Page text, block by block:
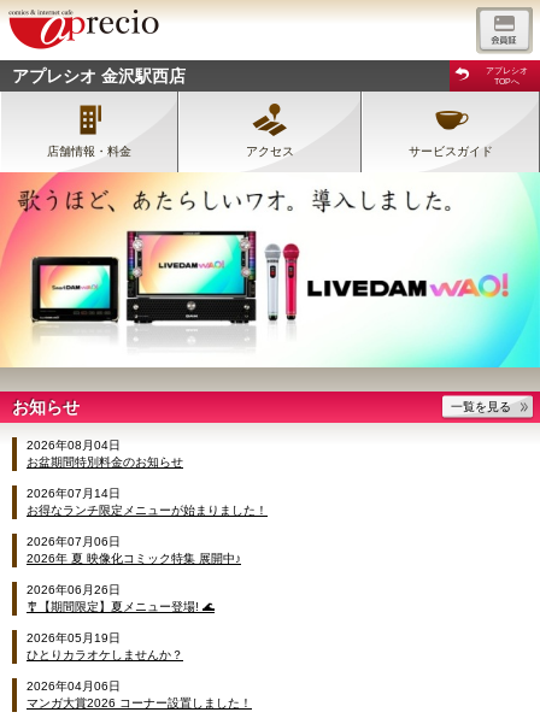
アプレシオ 金沢駅西店
アプレシオ
TOPへ
店舗情報・料金 アクセス サービスガイド
お知らせ 一覧を見る
2026年08月04日
お盆期間特別料金のお知らせ
2026年07月14日
お得なランチ限定メニューが始まりました！
2026年07月06日
2026年 夏 映像化コミック特集 展開中♪
2026年06月26日
🎐【期間限定】夏メニュー登場! 🌊
2026年05月19日
ひとりカラオケしませんか？
2026年04月06日
マンガ大賞2026 コーナー設置しました！